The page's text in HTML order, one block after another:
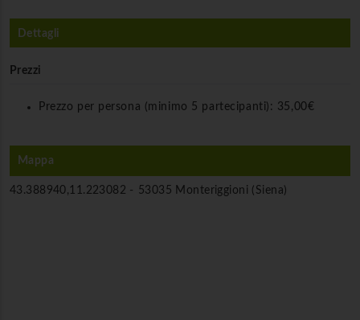
Dettagli
Prezzi
Prezzo per persona (minimo 5 partecipanti): 35,00€
Mappa
43.388940,11.223082 - 53035 Monteriggioni (Siena)